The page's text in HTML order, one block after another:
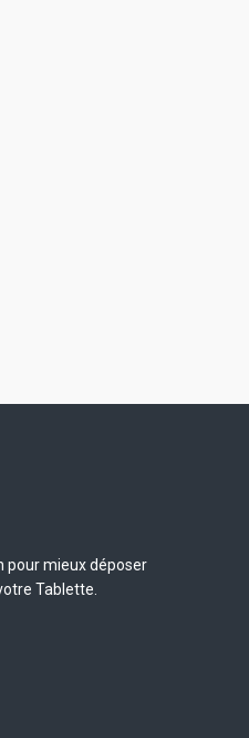
pour mieux déposer
Tablette.